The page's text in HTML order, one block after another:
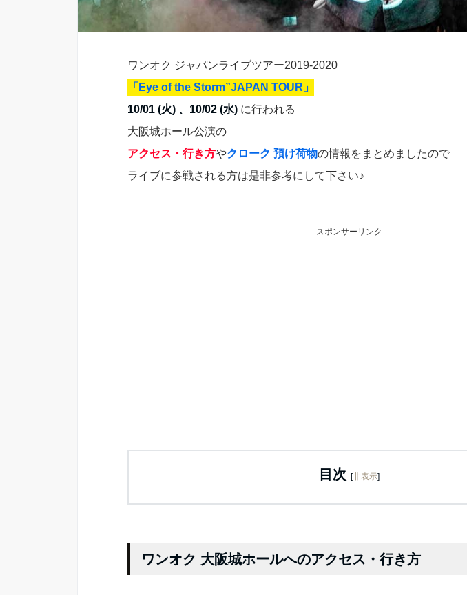
ワンオク ジャパンライブツアー2019-2020
「Eye of the Storm”JAPAN TOUR」
10/01 (火) 、10/02 (水) に行われる
大阪城ホール公演の
アクセス・行き方やクローク 預け荷物の情報をまとめましたので
ライブに参戦される方は是非参考にして下さい♪
スポンサーリンク
目次 [非表示]
ワンオク 大阪城ホールへのアクセス・行き方